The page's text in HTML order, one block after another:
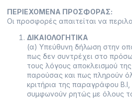
ΠΕΡΙΕΧΟΜΕΝΑ ΠΡΟΣΦΟΡΑΣ:
Οι προσφορές απαιτείται να
ΔΙΚΑΙΟΛΟΓΗΤΙΚΑ
(α) Υπεύθυνη δήλωση στην
πως δεν συντρέχει στο
τους λόγους αποκλεισμού
παρούσας και πως πληρούν
κριτήρια της παραγράφου Β.Ι,
συμφωνούν ρητώς με όλους